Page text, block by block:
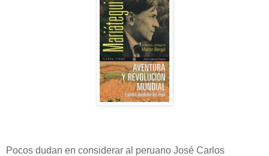
Pocos dudan en considerar al peruano José Carlos